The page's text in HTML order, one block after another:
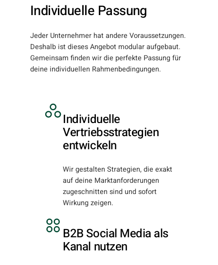
Individuelle Passung
Jeder Unternehmer hat andere Voraussetzungen.
Deshalb ist dieses Angebot modular aufgebaut.
Gemeinsam finden wir die perfekte Passung für
deine individuellen Rahmenbedingungen.
Individuelle
Vertriebsstrategien
entwickeln
Wir gestalten Strategien, die exakt
auf deine Marktanforderungen
zugeschnitten sind und sofort
Wirkung zeigen.
B2B Social Media als
Kanal nutzen